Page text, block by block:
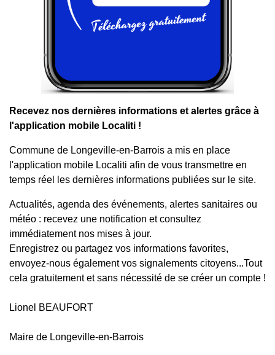
Recevez nos dernières informations et alertes grâce à
l'application mobile Localiti !
Commune de Longeville-en-Barrois a mis en place
l'application mobile Localiti afin de vous transmettre en
temps réel les dernières informations publiées sur le site.
Actualités, agenda des événements, alertes sanitaires ou
météo : recevez une notification et consultez
immédiatement nos mises à jour.
Enregistrez ou partagez vos informations favorites,
envoyez-nous également vos signalements citoyens...Tout
cela gratuitement et sans nécessité de se créer un compte !
Lionel BEAUFORT
Maire de Longeville-en-Barrois